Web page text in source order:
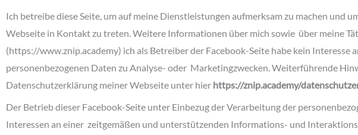
Ich betreibe diese Seite, um auf meine Dienstleistungen aufmerksam zu machen und
Webseite in Kontakt zu treten. Weitere Informationen über mich sowie über meine
(https://www.znip.academy) ich als Betreiber der Facebook-Seite habe kein
personenbezogenen Daten zu Analyse- oder Marketingzwecken. Weiterführende
Datenschutzerklärung meiner Webseite unter hier https://znip.academy/
Der Betrieb dieser Facebook-Seite unter Einbezug der Verarbeitung der
Interessen an einer zeitgemäßen und unterstützenden Informations- und